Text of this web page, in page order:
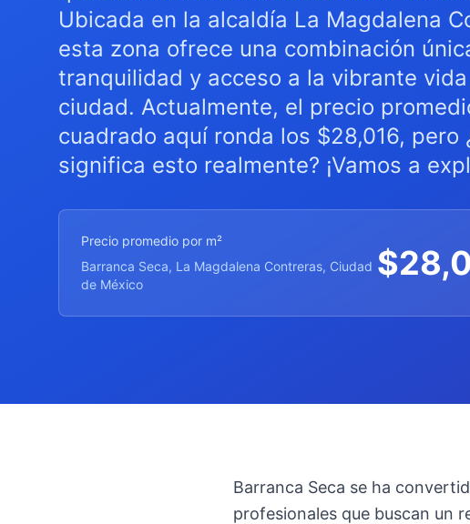
Ubicada en la alcaldía La Magdalena
esta zona ofrece una combinación
tranquilidad y acceso a la vibrante
ciudad. Actualmente, el precio
cuadrado aquí ronda los $28,016, pero
significa esto realmente? ¡Vamos a
Precio promedio por m²
Barranca Seca, La Magdalena Contreras, Ciudad
de México
$
Barranca Seca se ha
profesionales que buscan un